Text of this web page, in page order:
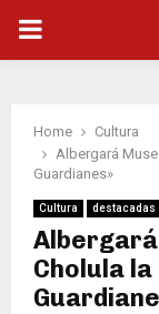
PRIMARY
Home
Cultura
Albergará
Guardianes»
Cultura destacadas
Cholula la